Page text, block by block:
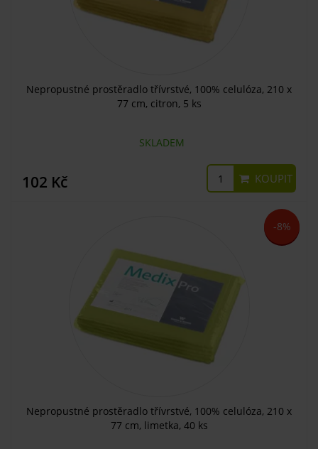
Nepropustné prostěradlo třívrstvé, 100% celulóza, 210 x
77 cm, citron, 5 ks
SKLADEM
102 Kč KOUPIT
-8%
Nepropustné prostěradlo třívrstvé, 100% celulóza, 210 x
77 cm, limetka, 40 ks